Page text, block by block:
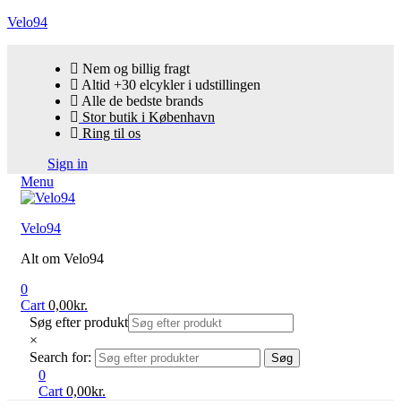
Velo94
Nem og billig fragt
Altid +30 elcykler i udstillingen
Alle de bedste brands
Stor butik i København
Ring til os
Sign in
Menu
Velo94
Alt om Velo94
0
Cart 0,00kr.
Søg efter produkt
×
Search for:
Søg
0
Cart 0,00kr.